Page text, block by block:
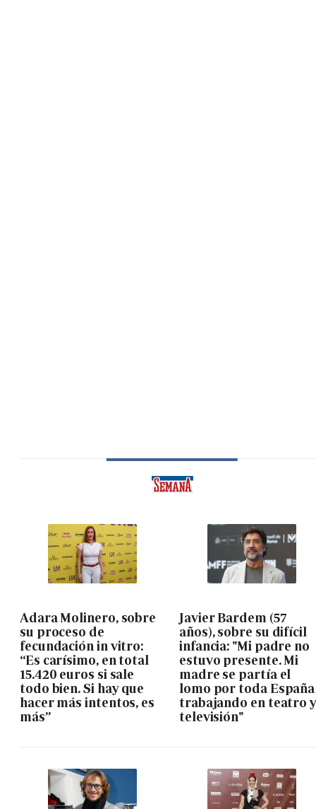
Adara Molinero, sobre
su proceso de
fecundación in vitro:
“Es carísimo, en total
15.420 euros si sale
todo bien. Si hay que
hacer más intentos, es
más”
Javier Bardem (57
años), sobre su difícil
infancia: "Mi padre no
estuvo presente. Mi
madre se partía el
lomo por toda España
trabajando en teatro
televisión"